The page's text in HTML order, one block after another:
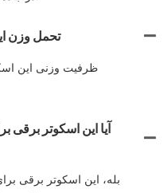
تحمل وزن
ظرفیت وزنی این
آیا این اسکوتر برقی
بله، این اسکوتر برقی